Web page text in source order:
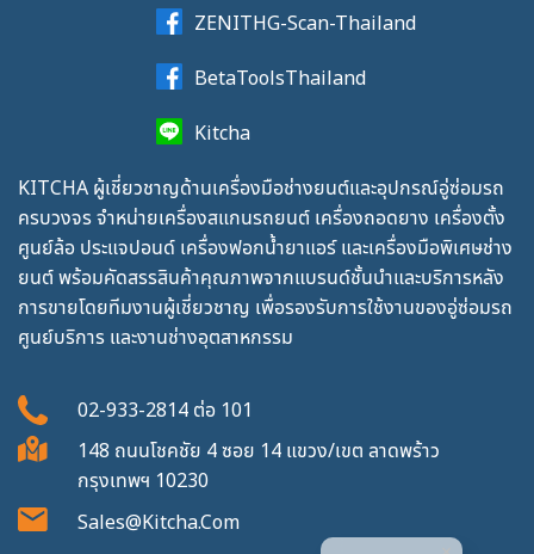
ZENITHG-Scan-Thailand
BetaToolsThailand
Kitcha
KITCHA ผู้เชี่ยวชาญด้านเครื่องมือช่างยนต์และอุปกรณ์อู่ซ่อมรถ
ครบวงจร จำหน่ายเครื่องสแกนรถยนต์ เครื่องถอดยาง เครื่องตั้ง
ศูนย์ล้อ ประแจปอนด์ เครื่องฟอกน้ำยาแอร์ และเครื่องมือพิเศษช่าง
ยนต์ พร้อมคัดสรรสินค้าคุณภาพจากแบรนด์ชั้นนำและบริการหลัง
การขายโดยทีมงานผู้เชี่ยวชาญ เพื่อรองรับการใช้งานของอู่ซ่อมรถ
ศูนย์บริการ และงานช่างอุตสาหกรรม
02-933-2814 ต่อ 101
148 ถนนโชคชัย 4 ซอย 14 แขวง/เขต ลาดพร้าว
กรุงเทพฯ 10230
Sales@kitcha.com